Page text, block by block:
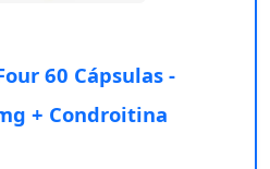
60 Cápsulas -
+ Condroitina